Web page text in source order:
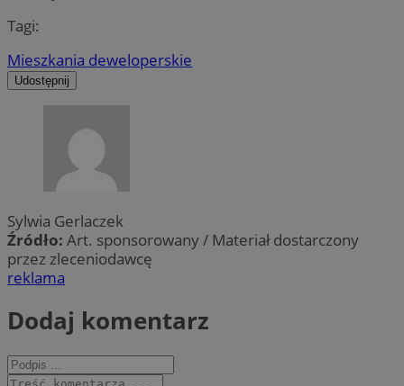
Tagi:
Mieszkania deweloperskie
Udostępnij
Sylwia Gerlaczek
Źródło: Art. sponsorowany / Materiał dostarczony
przez zleceniodawcę
reklama
Dodaj komentarz